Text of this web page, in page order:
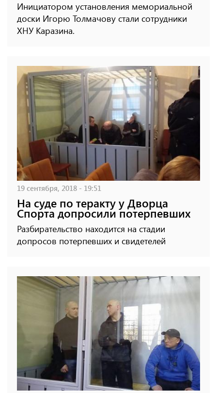
Инициатором установления мемориальной
доски Игорю Толмачову стали сотрудники
ХНУ Каразина.
19 сентября, 2018 - 19:51
На суде по теракту у Дворца
Спорта допросили потерпевших
Разбирательство находится на стадии
допросов потерпевших и свидетелей